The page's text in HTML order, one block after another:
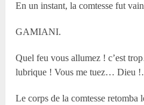
En un instant, la comtesse fut
GAMIANI.
Quel feu vous allumez ! c’est
lubrique ! Vous me tuez… Dieu
Le corps de la comtesse retomba